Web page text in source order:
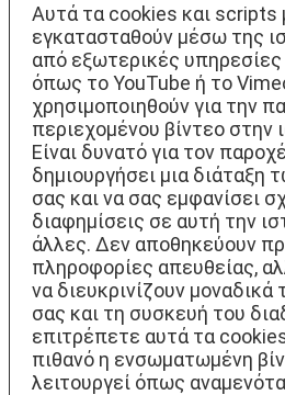
Αυτά τα cookies και scripts
εγκατασταθούν μέσω της
από εξωτερικές
όπως το YouTube ή το
χρησιμοποιηθούν για την
περιεχομένου βίντεο στην
Είναι δυνατό για τον
δημιουργήσει μια διάταξη
σας και να σας εμφανίσει
διαφημίσεις σε αυτή την
άλλες. Δεν αποθηκεύουν
πληροφορίες απευθείας,
να διευκρινίζουν
σας και τη συσκευή του
επιτρέπετε αυτά τα
πιθανό η ενσωματωμένη
λειτουργεί όπως